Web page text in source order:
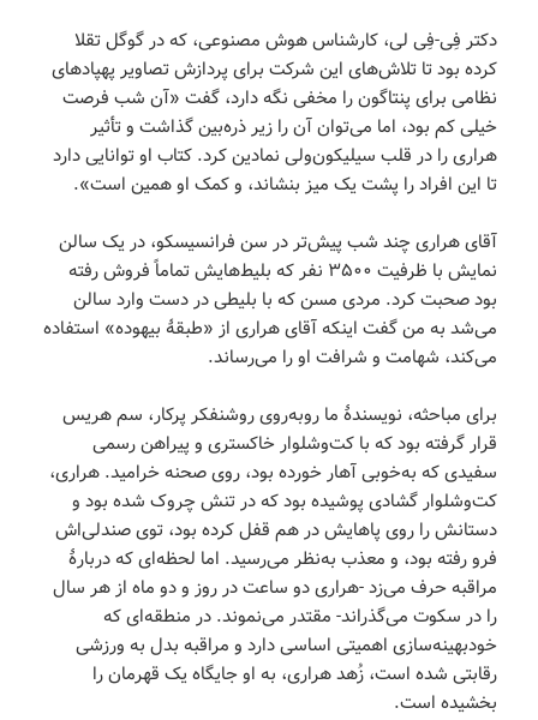
دکتر فِی-فِی لی، کارشناس هوش مصنوعی، که در گوگل تقلا
کرده بود تا تلاش‌های این شرکت برای پردازش تصاویر پهپادهای
نظامی برای پنتاگون را مخفی نگه دارد، گفت «آن شب فرصت
خیلی کم بود، اما می‌توان آن را زیر ذره‌بین گذاشت و تأثیر
هراری را در قلب سیلیکون‌ولی نمادین کرد. کتاب او توانایی دارد
تا این افراد را پشت یک میز بنشاند، و کمک او همین است».
آقای هراری چند شب پیش‌تر در سن فرانسیسکو، در یک سالن
نمایش با ظرفیت ۳۵۰۰ نفر که بلیط‌هایش تماماً فروش رفته
بود صحبت کرد. مردی مسن که با بلیطی در دست وارد سالن
می‌شد به من گفت اینکه آقای هراری از «طبقۀ بیهوده» استفاده
می‌کند، شهامت و شرافت او را می‌رساند.
برای مباحثه، نویسندۀ ما روبه‌روی روشنفکر پرکار، سم هریس
قرار گرفته بود که با کت‌وشلوار خاکستری و پیراهن رسمی
سفیدی که به‌خوبی آهار خورده بود، روی صحنه خرامید. هراری،
کت‌وشلوار گشادی پوشیده بود که در تنش چروک شده بود و
دستانش را روی پاهایش در هم قفل کرده بود، توی صندلی‌اش
فرو رفته بود، و معذب به‌نظر می‌رسید. اما لحظه‌ای که دربارۀ
مراقبه حرف می‌زد -هراری دو ساعت در روز و دو ماه از هر سال
را در سکوت می‌گذراند- مقتدر می‌نموند. در منطقه‌ای که
خودبهینه‌سازی اهمیتی اساسی دارد و مراقبه بدل به ورزشی
رقابتی شده است، زُهد هراری، به او جایگاه یک قهرمان را
بخشیده است.